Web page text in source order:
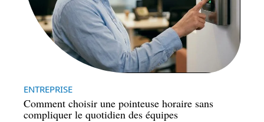
ENTREPRISE
Comment choisir une pointeuse horaire sans
compliquer le quotidien des équipes